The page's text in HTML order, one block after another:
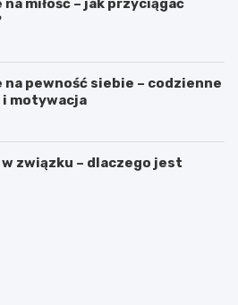
na pewność siebie – codzienne
motywacja
w związku – dlaczego jest